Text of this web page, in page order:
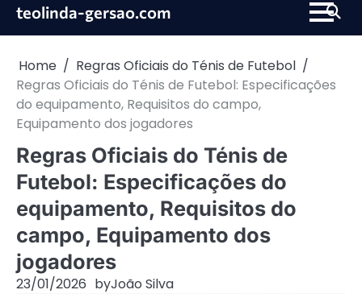
Skipteolinda-gersao.com
Home
Regras Oficiais do Ténis de Futebol
Regras Oficiais do Ténis de Futebol: Especificações
do equipamento, Requisitos do campo,
Equipamento dos jogadores
Regras Oficiais do Ténis de
Futebol: Especificações do
equipamento, Requisitos do
campo, Equipamento dos
jogadores
23/01/2026 byJoão Silva